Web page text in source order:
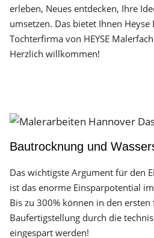
erleben, Neues entdecken, Ihre
umsetzen. Das bietet Ihnen Heyse
Tochterfirma von HEYSE
Herzlich willkommen!
Bautrocknung und
Das wichtigste Argument für den
ist das enorme Einsparpotential
Bis zu 300% können in den ersten
Baufertigstellung durch die
eingespart werden!